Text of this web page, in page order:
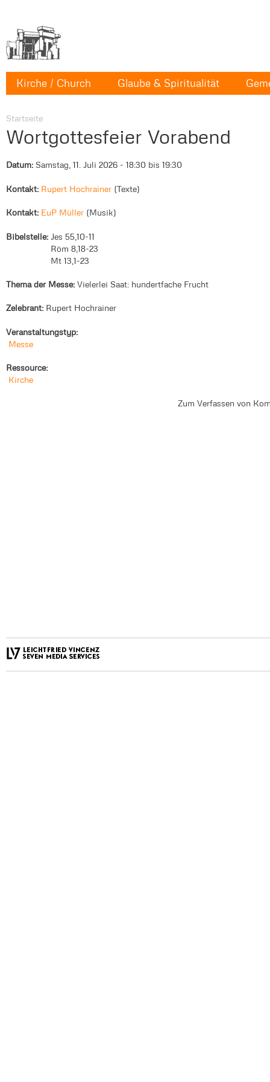
Kirche / Church Glaube & Spiritualität
Startseite
Wortgottesfeier Vorabend
Datum: Samstag, 11. Juli 2026 - 18:30 bis 19:30
Kontakt: Rupert Hochrainer Texte
Kontakt: EuP Müller Musik
Bibelstelle: Jes 55,10-11
Röm 8,18-23
Mt 13,1-23
Thema der Messe: Vielerlei Saat: hundertfache Frucht
Zelebrant: Rupert Hochrainer
Veranstaltungstyp:
Messe
Ressource:
Kirche
Zum Verfassen von